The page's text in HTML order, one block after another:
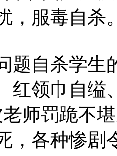
，服毒自杀
题自杀学生
红领巾自缢
师罚跪不
，各种惨剧